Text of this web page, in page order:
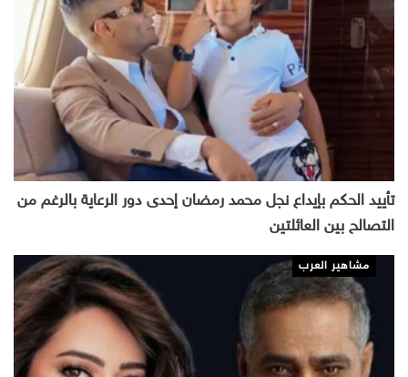
تأييد الحكم بإيداع نجل محمد رمضان إحدى دور الرعاية بالرغم من
التصالح بين العائلتين
مشاهير العرب